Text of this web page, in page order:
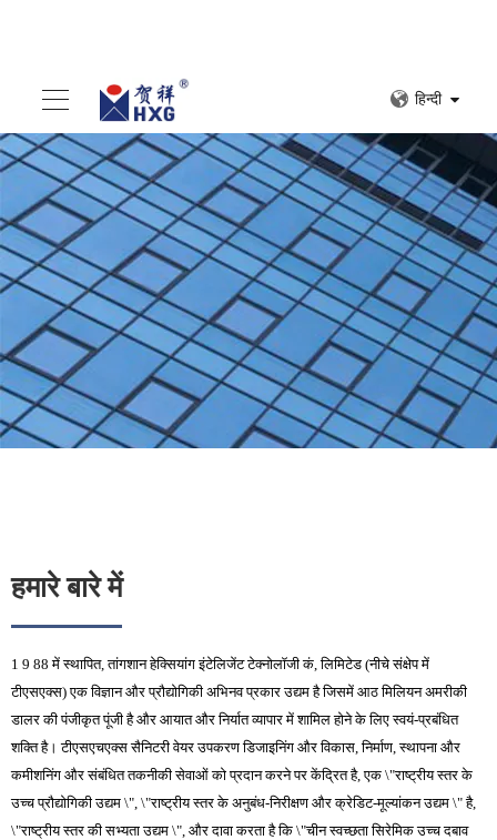
हिन्दी
हमारे बारे में
1 9 88 में स्थापित, तांगशान हेक्सियांग इंटेलिजेंट टेक्नोलॉजी कं, लिमिटेड (नीचे संक्षेप में
टीएसएक्स) एक विज्ञान और प्रौद्योगिकी अभिनव प्रकार उद्यम है जिसमें आठ मिलियन अमरीकी
डालर की पंजीकृत पूंजी है और आयात और निर्यात व्यापार में शामिल होने के लिए स्वयं-प्रबंधित
शक्ति है। टीएसएचएक्स सैनिटरी वेयर उपकरण डिजाइनिंग और विकास, निर्माण, स्थापना और
कमीशनिंग और संबंधित तकनीकी सेवाओं को प्रदान करने पर केंद्रित है, एक \"राष्ट्रीय स्तर के
उच्च प्रौद्योगिकी उद्यम \", \"राष्ट्रीय स्तर के अनुबंध-निरीक्षण और क्रेडिट-मूल्यांकन उद्यम \" है,
\"राष्ट्रीय स्तर की सभ्यता उद्यम \", और दावा करता है कि \"चीन स्वच्छता सिरेमिक उच्च दबाव